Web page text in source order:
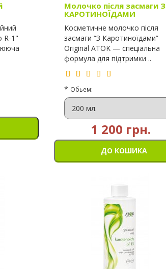
R-1"
Молочко після засмаги З
КАРОТИНОЇДАМИ
Косметичне молочко після
засмаги “З Каротиноїдами”
Original ATOK — спеціальна
формула для підтримки ..
* Обьем:
1 200 грн.
ДО КОШИКА